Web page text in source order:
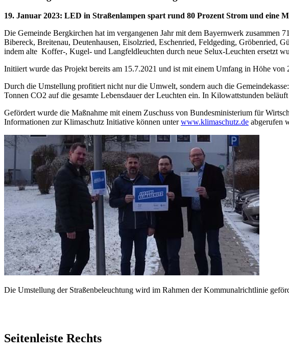
19. Januar 2023: LED in Straßenlampen spart rund 80 Prozent Strom und eine
Die Gemeinde Bergkirchen hat im vergangenen Jahr mit dem Bayernwerk
Bibereck, Breitenau, Deutenhausen, Eisolzried, Eschenried, Feldgeding, Gröbenried,
indem alte Koffer-, Kugel- und Langfeldleuchten durch neue Selux-Leuchten ersetzt
Initiiert wurde das Projekt bereits am 15.7.2021 und ist mit einem Umfang in Höhe
Durch die Umstellung profitiert nicht nur die Umwelt, sondern auch die
Tonnen CO2 auf die gesamte Lebensdauer der Leuchten ein. In Kilowattstunden
Gefördert wurde die Maßnahme mit einem Zuschuss von Bundesministerium für
Informationen zur Klimaschutz Initiative können unterwww.klimaschutz.de abgerufen
Die Umstellung der Straßenbeleuchtung wird im Rahmen der Kommunalrichtlinie
Seitenleiste Rechts